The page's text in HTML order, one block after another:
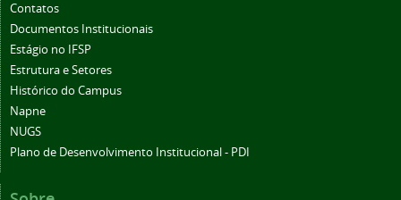
Contatos
Documentos Institucionais
Estágio no IFSP
Estrutura e Setores
Histórico do Campus
Napne
NUGS
Plano de Desenvolvimento Institucional - PDI